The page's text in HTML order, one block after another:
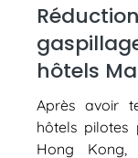
hôtels
Après avoir
hôtels pilotes
Hong